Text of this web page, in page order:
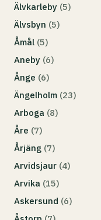
Älvkarleby (5)
Älvsbyn (5)
Åmål (5)
Aneby (6)
Ånge (6)
Ängelholm (23)
Arboga (8)
Åre (7)
Årjäng (7)
Arvidsjaur (4)
Arvika (15)
Askersund (6)